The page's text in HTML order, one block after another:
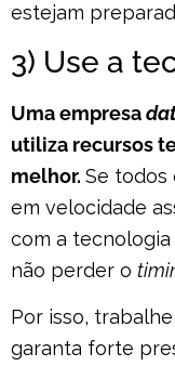
estejam
3) Use a
Uma empresa
utiliza recursos
melhor. Se todos
em velocidade
com a
não perder o
Por isso,
garanta forte